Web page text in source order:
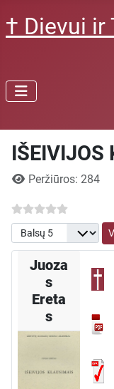
† Dievui ir
IŠEIVIJOS
Išsami informacija
Peržiūros: 284
Prašome įvertinti
Juoza
s
Ereta
s